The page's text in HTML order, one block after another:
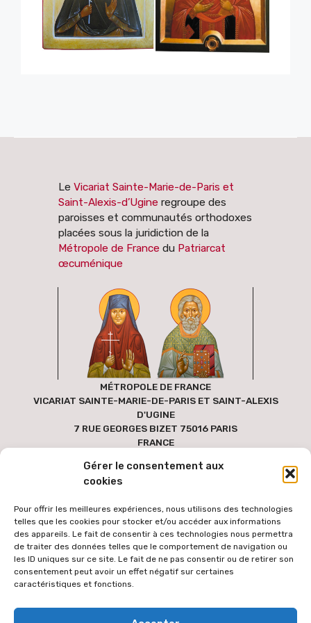
Gérer le consentement aux
cookies
Pour offrir les meilleures expériences, nous utilisons des technologies
telles que les cookies pour stocker et/ou accéder aux informations
des appareils. Le fait de consentir à ces technologies nous permettra
de traiter des données telles que le comportement de navigation ou
les ID uniques sur ce site. Le fait de ne pas consentir ou de retirer son
consentement peut avoir un effet négatif sur certaines
caractéristiques et fonctions.
Le Vicariat Sainte-Marie-de-Paris et
Saint-Alexis-d’Ugine regroupe des
paroisses et communautés orthodoxes
placées sous la juridiction de la
Métropole de France du Patriarcat
œcuménique
MÉTROPOLE DE FRANCE
VICARIAT SAINTE-MARIE-DE-PARIS ET SAINT-ALEXIS
D'UGINE
7 RUE GEORGES BIZET 75016 PARIS
FRANCE
Pour faciliter l'accès au site par le plus grand nombre, les textes